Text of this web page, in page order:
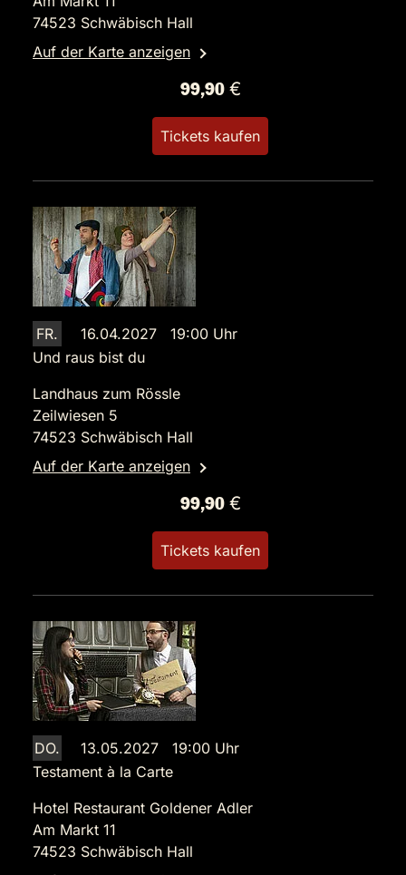
74523 Schwäbisch Hall
Auf der Karte anzeigen
99,90 €
Tickets kaufen
FR.
16.04.2027 19:00 Uhr
Und raus bist du
Landhaus zum Rössle
Zeilwiesen 5
74523 Schwäbisch Hall
Auf der Karte anzeigen
99,90 €
Tickets kaufen
DO.
13.05.2027 19:00 Uhr
Testament à la Carte
Hotel Restaurant Goldener Adler
Am Markt 11
74523 Schwäbisch Hall